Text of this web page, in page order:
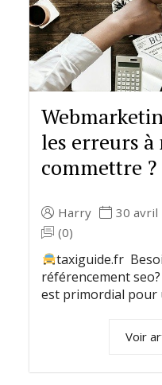
les erreurs à
commettre ?
Harry 30 avril
(0)
taxiguide.fr
référencement
est primordial pour
Voir